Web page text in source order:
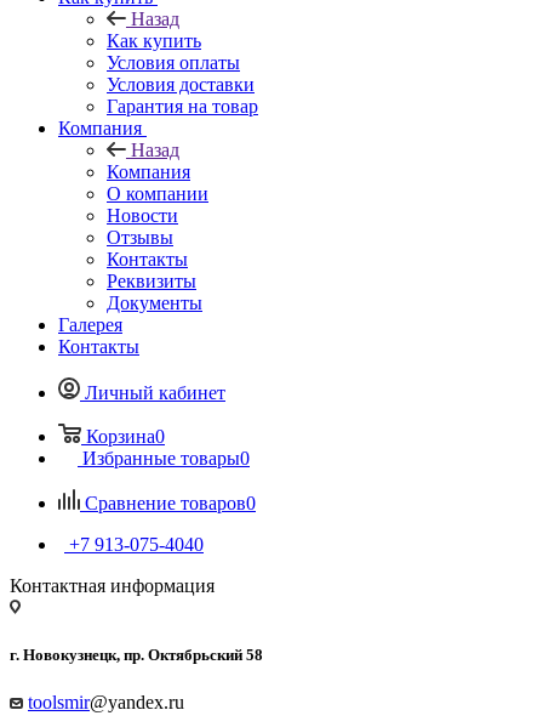
Назад
Как купить
Условия оплаты
Условия доставки
Гарантия на товар
Компания
Назад
Компания
О компании
Новости
Отзывы
Контакты
Реквизиты
Документы
Галерея
Контакты
Личный кабинет
Корзина0
Избранные товары0
Сравнение товаров0
+7 913-075-4040
Контактная информация
г. Новокузнецк, пр. Октябрьский 58
toolsmir@yandex.ru